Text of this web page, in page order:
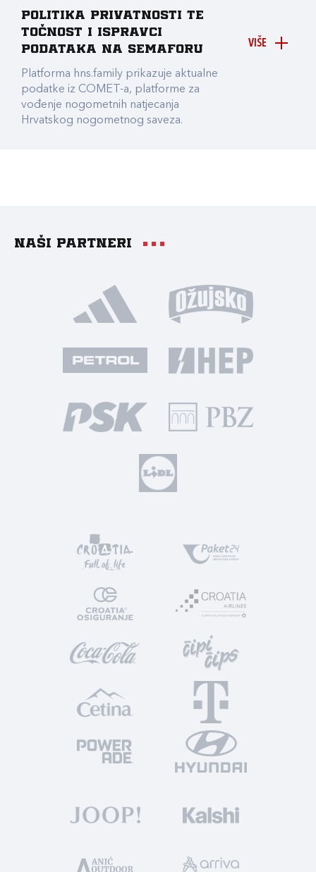
VIŠE
Politika privatnosti te
točnost i ispravci
podataka na Semaforu
Platforma hns.family prikazuje aktualne
podatke iz COMET-a, platforme za
vođenje nogometnih natjecanja
Hrvatskog nogometnog saveza.
Naši partneri